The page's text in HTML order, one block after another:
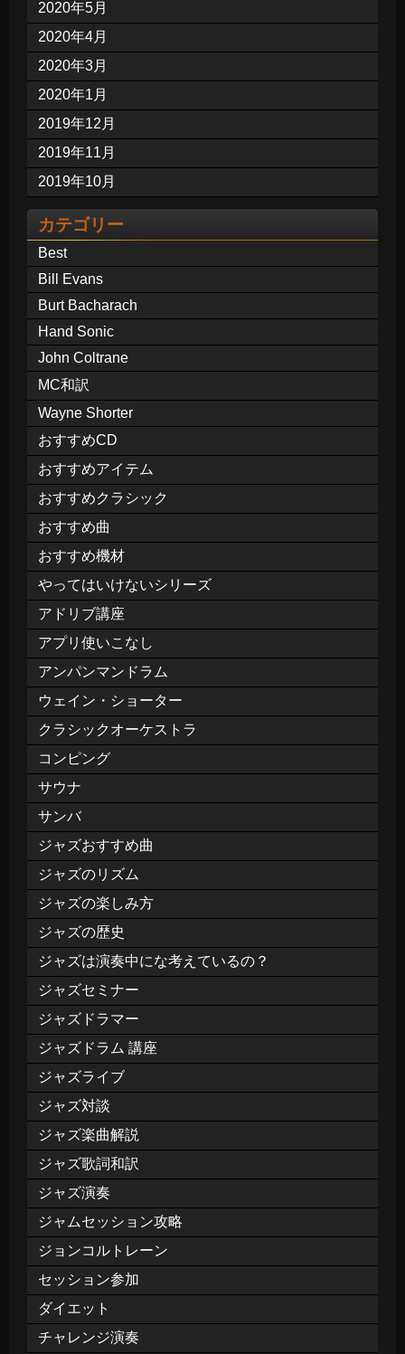
2020年5月
2020年4月
2020年3月
2020年1月
2019年12月
2019年11月
2019年10月
カテゴリー
Best
Bill Evans
Burt Bacharach
Hand Sonic
John Coltrane
MC和訳
Wayne Shorter
おすすめCD
おすすめアイテム
おすすめクラシック
おすすめ曲
おすすめ機材
やってはいけないシリーズ
アドリブ講座
アプリ使いこなし
アンパンマンドラム
ウェイン・ショーター
クラシックオーケストラ
コンピング
サウナ
サンバ
ジャズおすすめ曲
ジャズのリズム
ジャズの楽しみ方
ジャズの歴史
ジャズは演奏中にな考えているの？
ジャズセミナー
ジャズドラマー
ジャズドラム 講座
ジャズライブ
ジャズ対談
ジャズ楽曲解説
ジャズ歌詞和訳
ジャズ演奏
ジャムセッション攻略
ジョンコルトレーン
セッション参加
ダイエット
チャレンジ演奏